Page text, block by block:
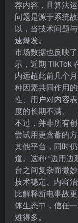
荐内容，且算法
问题是源于系统
以，当技术问题
速爆发。
市场数据也反映
示，近期 TikTok
内远超此前几个
种因素共同作用
性、用户对内容
度的长期不满。
不过，并非所有
尝试用更含蓄的
其他平台，同时
道。这种 “边用
台之间复杂而微
技术稳定、内容
比解释断电事故
体生态中，信任
难得多。